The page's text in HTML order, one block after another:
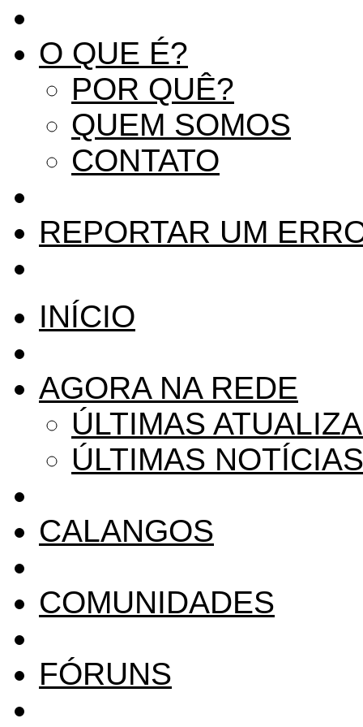
O QUE É?
POR QUÊ?
QUEM SOMOS
CONTATO
REPORTAR UM
INÍCIO
AGORA NA REDE
ÚLTIMAS
ÚLTIMAS NOTÍCIAS
CALANGOS
COMUNIDADES
FÓRUNS